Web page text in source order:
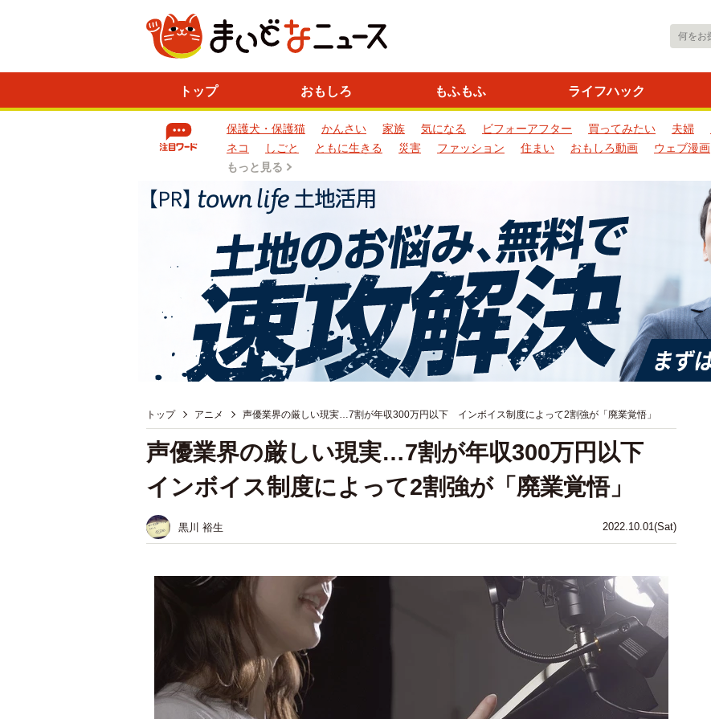
トップ おもしろ もふもふ ライフハック
保護犬・保護猫 かんさい 家族 気になる ビフォーアフター 買ってみたい 夫婦
ネコ
しごと ともに生きる 災害 ファッション 住まい おもしろ動画 ウェブ漫画
もっと見る
トップ アニメ 声優業界の厳しい現実…7割が年収300万円以下 インボイス制度によって2割強が「廃業覚悟」
2022.10.01(Sat)
声優業界の厳しい現実…7割が年収300万円以下
インボイス制度によって2割強が「廃業覚悟」
黒川 裕生